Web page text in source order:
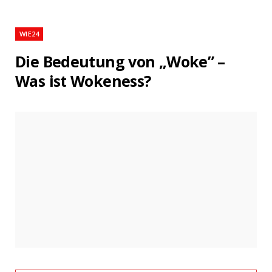
WIE24
Die Bedeutung von „Woke” –
Was ist Wokeness?